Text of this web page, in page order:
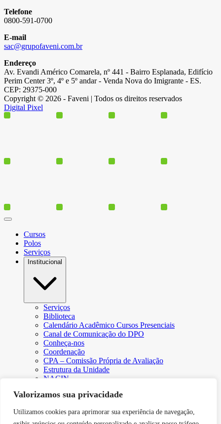
Valorizamos sua privacidade
Utilizamos cookies para aprimorar sua experiência de navegação,
Telefone
0800-591-0700
E-mail
sac@grupofaveni.com.br
Endereço
Av. Evandi Américo Comarela, nº 441 - Bairro Esplanada, Edifício
Perim Center 3º, 4º e 5º andar - Venda Nova do Imigrante - ES.
CEP: 29375-000
Copyright © 2026 - Faveni | Todos os direitos reservados
Digital Pixel
Cursos
Polos
Serviços
Institucional
Serviços
Biblioteca
Calendário Acadêmico Cursos Presenciais
Canal de Comunicação do DPO
Conheça-nos
Coordenação
CPA – Comissão Própria de Avaliação
Estrutura da Unidade
NACIN
Núcleo de Apoio Psicopedagógico
Responsabilidade Social